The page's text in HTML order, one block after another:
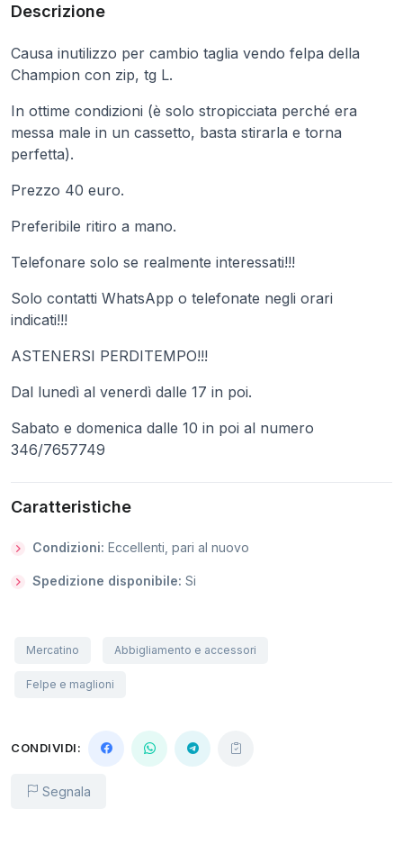
Descrizione
Causa inutilizzo per cambio taglia vendo felpa della
Champion con zip, tg L.
In ottime condizioni (è solo stropicciata perché era
messa male in un cassetto, basta stirarla e torna
perfetta).
Prezzo 40 euro.
Preferibile ritiro a mano.
Telefonare solo se realmente interessati!!!
Solo contatti WhatsApp o telefonate negli orari
indicati!!!
ASTENERSI PERDITEMPO!!!
Dal lunedì al venerdì dalle 17 in poi.
Sabato e domenica dalle 10 in poi al numero
346/7657749
Caratteristiche
Condizioni: Eccellenti, pari al nuovo
Spedizione disponibile: Si
Mercatino Abbigliamento e accessori
Felpe e maglioni
CONDIVIDI:
Segnala